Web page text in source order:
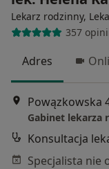
Lekarz rodzinny,
357
Adres
Powązkowska
Gabinet
Konsultacja